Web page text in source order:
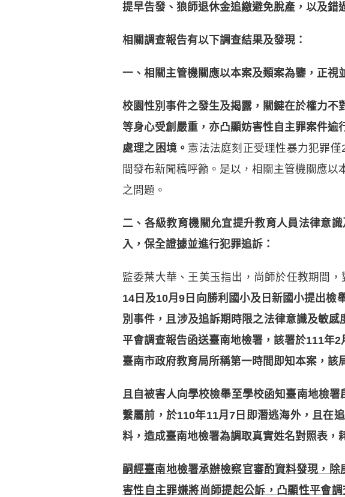
提早告發、狼師退休金追繳避免脫產，以及錯
相關調查報告有以下調查結果及發現：
一、相關主管機關應以本案及類案為鑒，正視
校園性別事件之發生及揭露，關鍵在於權力
等身心受創嚴重，亦凸顯妨害性自主罪案件
處理之困境。 憲法法庭刻正受理性暴力犯罪
間發布新聞稿呼籲。是以，相關主管機關應
之問題。
二、各級教育機關允宜提升教育人員法律意
入，保全證據並進行犯罪追訴：
監委葉大華、王美玉指出，尚師於任教期間
14日及10月9日向勝利國小及日新國小提出檢
別事件，且涉及追訴期時限之法律意識及敏
平會調查報告函送臺南地檢署，該署於111年
臺南市政府教育局所稱第一時間即知本案，該
且自被害人向學校檢舉至學校函知臺南地檢
繫屬前，於110年11月7日即潛逃海外，且在
料，造成臺南地檢署為調取真實姓名對照表，
嗣經臺南地檢署承辦檢察官審酌資料發現，
害性自主罪嫌將尚師提起公訴，凸顯性平會